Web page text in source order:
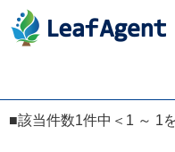
■該当件数1件中＜1 ～ 1